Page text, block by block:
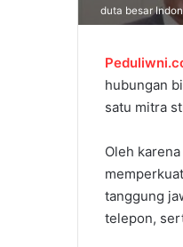
duta besar
hubungan
satu mitra
Oleh
tanggung
telepon,